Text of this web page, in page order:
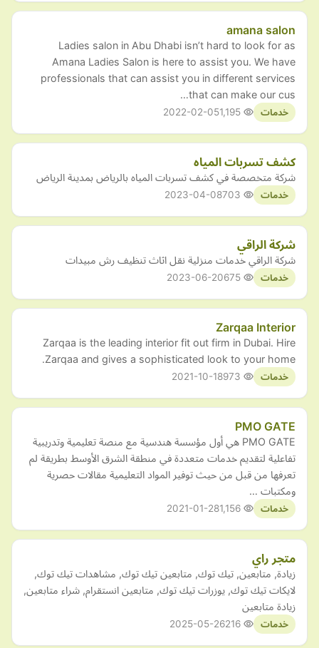
amana salon
Ladies salon in Abu Dhabi isn’t hard to look for as
Amana Ladies Salon is here to assist you. We have
professionals that can assist you in different services
that can make our cus…
خدمات 2022-02-05
كشف تسربات المياه
شركة متخصصة في كشف تسربات المياه بالرياض بمدينة الرياض
خدمات 2023-04-08
شركة الراقي
شركة الراقي خدمات منزلية نقل اثاث تنظيف رش مبيدات
خدمات 2023-06-20
Zarqaa Interior
Zarqaa is the leading interior fit out firm in Dubai. Hire
Zarqaa and gives a sophisticated look to your home.
خدمات 2021-10-18
PMO GATE
PMO GATE هي أول مؤسسة هندسية مع منصة تعليمية وتدريبية
تفاعلية لتقديم خدمات متعددة في منطقة الشرق الأوسط بطريقة لم
تعرفها من قبل من حيث توفير المواد التعليمية مقالات حصرية
ومكتبات …
خدمات 2021-01-28
متجر راي
زيادة, متابعين, تيك توك, متابعين تيك توك, مشاهدات تيك توك,
لايكات تيك توك, يوزرات تيك توك, متابعين انستقرام, شراء متابعين,
زيادة متابعين
خدمات 2025-05-26